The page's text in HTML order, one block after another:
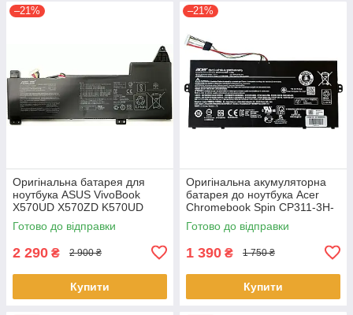
–21%
Оригінальна батарея для
ноутбука ASUS VivoBook
X570UD X570ZD K570UD
K570ZD R570UD R570ZD
F570UD - B31N1723
Готово до відправки
2 290 ₴ 2 900 ₴
Купити
–21%
Оригінальна акумуляторна
батарея до ноутбука Acer
Chromebook Spin CP311-3H-
K2RJ CP311-2H-C679 CP513-
1HL CP513-1H - AP16L8J
Готово до відправки
1 390 ₴ 1 750 ₴
Купити